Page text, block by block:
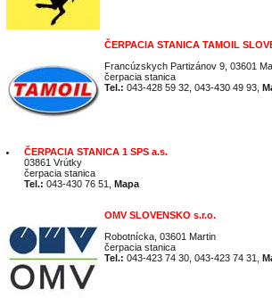
ČERPACIA STANICA TAMOIL
Francúzskych Partizánov 9, 03601
čerpacia stanica
Tel.: 043-428 59 32, 043-430 49 93,
ČERPACIA STANICA 1 SPS a.s.
03861 Vrútky
čerpacia stanica
Tel.: 043-430 76 51, Mapa
OMV SLOVENSKO s.r.o.
Robotnícka, 03601 Martin
čerpacia stanica
Tel.: 043-423 74 30, 043-423 74 31,